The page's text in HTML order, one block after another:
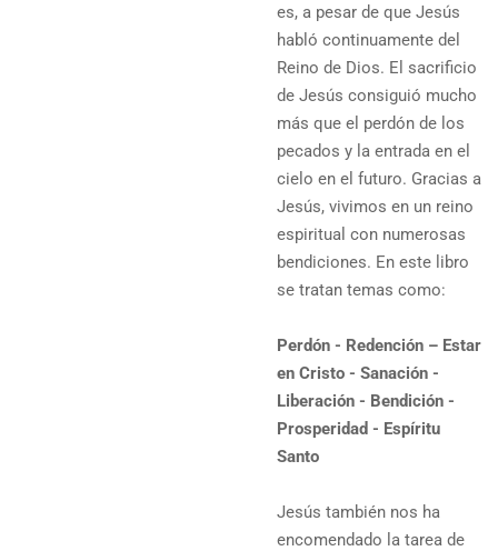
es, a pesar de que Jesús
habló continuamente del
Reino de Dios. El sacrificio
de Jesús consiguió mucho
más que el perdón de los
pecados y la entrada en el
cielo en el futuro. Gracias a
Jesús, vivimos en un reino
espiritual con numerosas
bendiciones. En este libro
se tratan temas como:
Perdón - Redención – Estar
en Cristo - Sanación -
Liberación - Bendición -
Prosperidad - Espíritu
Santo
Jesús también nos ha
encomendado la tarea de